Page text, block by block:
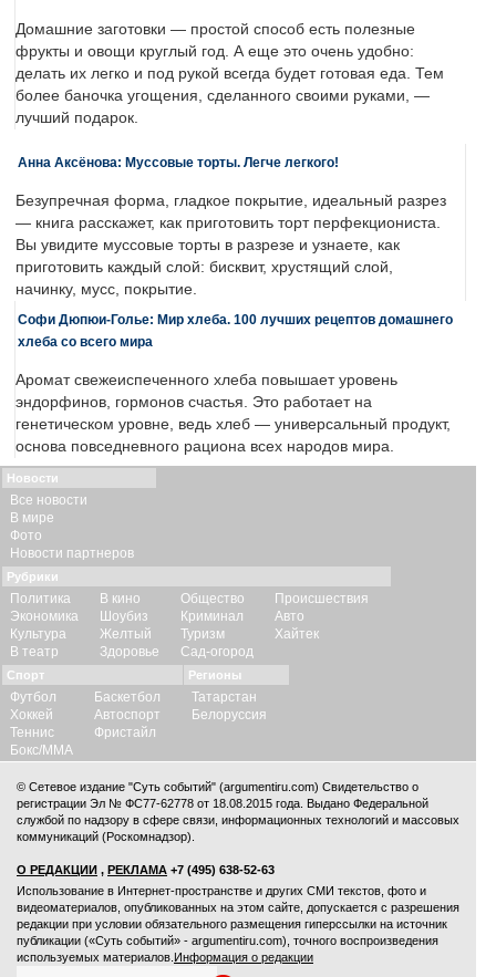
Домашние заготовки — простой способ есть полезные
фрукты и овощи круглый год. А еще это очень удобно:
делать их легко и под рукой всегда будет готовая еда. Тем
более баночка угощения, сделанного своими руками, —
лучший подарок.
Анна Аксёнова: Муссовые торты. Легче легкого!
Безупречная форма, гладкое покрытие, идеальный разрез
— книга расскажет, как приготовить торт перфекциониста.
Вы увидите муссовые торты в разрезе и узнаете, как
приготовить каждый слой: бисквит, хрустящий слой,
начинку, мусс, покрытие.
Софи Дюпюи-Голье: Мир хлеба. 100 лучших рецептов домашнего
хлеба со всего мира
Аромат свежеиспеченного хлеба повышает уровень
эндорфинов, гормонов счастья. Это работает на
генетическом уровне, ведь хлеб — универсальный продукт,
основа повседневного рациона всех народов мира.
Новости
Все новости
В мире
Фото
Новости партнеров
Рубрики
Политика
Экономика
Культура
В театр
В кино
Шоубиз
Желтый
Здоровье
Общество
Криминал
Туризм
Сад-огород
Происшествия
Авто
Хайтек
Спорт
Футбол
Хоккей
Теннис
Бокс/ММА
Баскетбол
Автоспорт
Фристайл
Регионы
Татарстан
Белоруссия
© Сетевое издание "Суть событий" (argumentiru.com) Свидетельство о
регистрации Эл № ФС77-62778 от 18.08.2015 года. Выдано Федеральной
службой по надзору в сфере связи, информационных технологий и массовых
коммуникаций (Роскомнадзор).
О РЕДАКЦИИ , РЕКЛАМА +7 (495) 638-52-63
Использование в Интернет-пространстве и других СМИ текстов, фото и
видеоматериалов, опубликованных на этом сайте, допускается с разрешения
редакции при условии обязательного размещения гиперссылки на источник
публикации («Суть событий» - argumentiru.com), точного воспроизведения
используемых материалов. Информация о редакции